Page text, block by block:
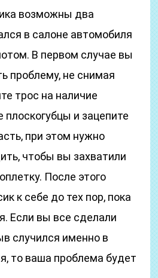
возможны два
в салоне автомобиля
В первом случае вы
проблему, не снимая
трос на наличие
плоскогубцы и зацепите
при этом нужно
чтобы вы захватили
После этого
к себе до тех пор, пока
Если вы все сделали
случился именно в
то ваша проблема будет